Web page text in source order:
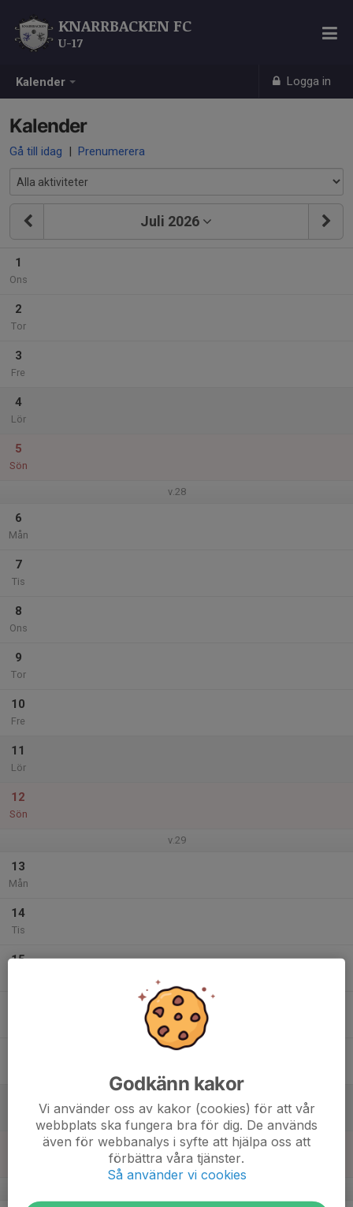
Kalender Logga in
KNARRBACKEN FC
U-17
Kalender
Gå till idag | Prenumerera
Juli 2026
1
Ons
2
Tor
3
Fre
4
Lör
5
Sön
v.28
6
Mån
7
Tis
8
Ons
9
Tor
10
Fre
11
Lör
12
Sön
v.29
13
Mån
14
Tis
15
Godkänn kakor
Vi använder oss av kakor (cookies) för att vår
webbplats ska fungera bra för dig. De används
även för webbanalys i syfte att hjälpa oss att
förbättra våra tjänster.
Så använder vi cookies